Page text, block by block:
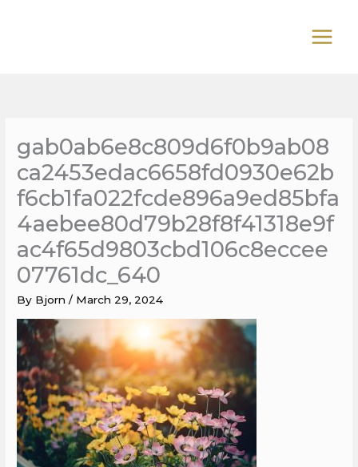
gab0ab6e8c809d6f0b9ab08
ca2453edac6658fd0930e62b
f6cb1fa022fcde896a9ed85bfa
4aebee80d79b28f8f41318e9f
ac4f65d9803cbd106c8eccee
07761dc_640
By Bjorn/ March 29, 2024